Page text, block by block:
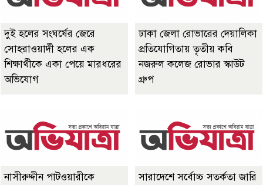
দুই হলের সংঘর্ষের জেরে
সোহরাওয়ার্দী হলের এক
শিক্ষার্থীকে একা পেয়ে মারধরের
অভিযোগ
ঢাকা জেলা রোভারের দেয়ালিকা
প্রতিযোগিতায় তৃতীয় কবি
নজরুল কলেজ রোভার স্কাউট
গ্রুপ
নাসীরুদ্দীন পাটওয়ারীকে
সারাদেশে সর্বোচ্চ সতর্কতা জারি